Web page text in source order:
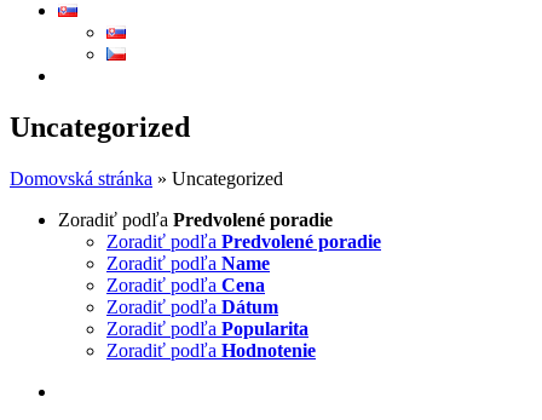
Uncategorized
Domovská stránka » Uncategorized
Zoradiť podľa Predvolené poradie
Zoradiť podľa Predvolené poradie
Zoradiť podľa Name
Zoradiť podľa Cena
Zoradiť podľa Dátum
Zoradiť podľa Popularita
Zoradiť podľa Hodnotenie